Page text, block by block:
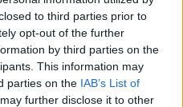
to third parties prior to
opt-out of the further
by third parties on the
This information may
parties on the IAB’s List of
further disclose it to other